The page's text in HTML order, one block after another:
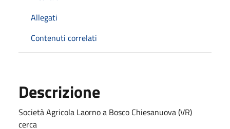
Allegati
Contenuti correlati
Descrizione
Società Agricola Laorno a Bosco Chiesanuova (VR)
cerca